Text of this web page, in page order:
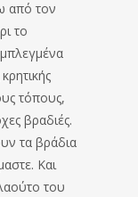
από τον
το
τόπους,
βραδιές.
τα βράδια
Και
του